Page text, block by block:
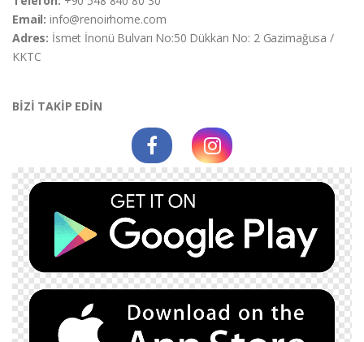
Email:info@renoirhome.com
Adres: İsmet İnonü Bulvarı No:50 Dükkan No: 2 Gazimağusa /
KKTC
BİZİ TAKİP EDİN